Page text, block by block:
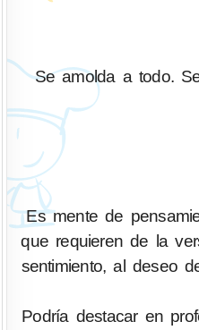
Se amolda a todo.
Es mente de
que requieren de la
sentimiento, al deseo
Podría destacar en